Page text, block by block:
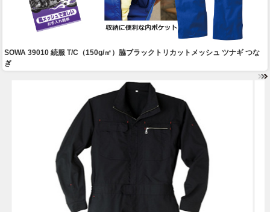
SOWA 39010 続服 T/C（150g/㎡）脇ブラックトリカットメッシュ ツナギ つな
ぎ